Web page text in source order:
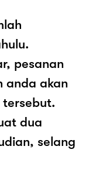
pesanan
anda akan
dua
selang